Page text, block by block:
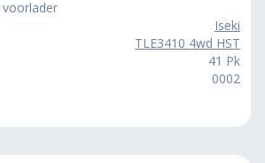
Iseki
TLE3410 4wd HST
41 Pk
0002